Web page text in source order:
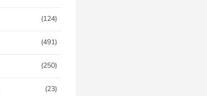
(124)
(491)
(250)
(23)